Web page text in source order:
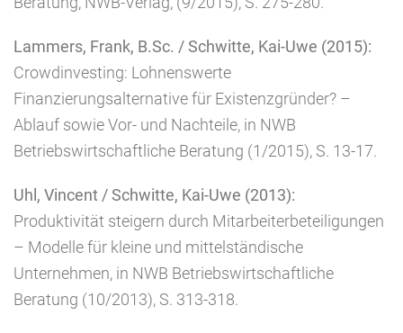
Lammers, Frank, B.Sc. / Schwitte, Kai-Uwe (2015):
Crowdinvesting: Lohnenswerte
Finanzierungsalternative für Existenzgründer? –
Ablauf sowie Vor- und Nachteile, in NWB
Betriebswirtschaftliche Beratung (1/2015), S. 13-17.
Uhl, Vincent / Schwitte, Kai-Uwe (2013):
Produktivität steigern durch Mitarbeiterbeteiligungen
– Modelle für kleine und mittelständische
Unternehmen, in NWB Betriebswirtschaftliche
Beratung (10/2013), S. 313-318.